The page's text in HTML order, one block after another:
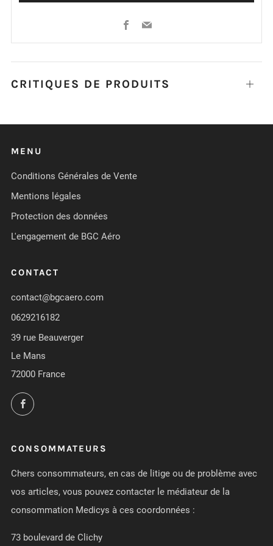
Facebook
Email
CRITIQUES DE PRODUITS Ouvrir
MENU
Conditions Générales de Vente
Mentions légales
Protection des données
L'engagement de BGC Aéro
CONTACT
contact@bgcaero.com
0629216182
39 rue Beauverger
Le Mans
72000 France
Facebook
CONSOMMATEURS
Chers consommateurs, en cas de litige ou de problème avec
vos articles, vous pouvez contacter le médiateur de la
consommation Medicys à ces coordonnées :
73 boulevard de Clichy